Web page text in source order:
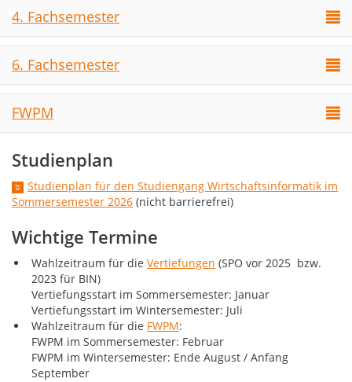
4. Fachsemester
6. Fachsemester
FWPM
Studienplan
Studienplan für den Studiengang Wirtschaftsinformatik im
Sommersemester 2026 (nicht barrierefrei)
Wichtige Termine
Wahlzeitraum für die Vertiefungen (SPO vor 2025 bzw.
2023 für BIN)
Vertiefungsstart im Sommersemester: Januar
Vertiefungsstart im Wintersemester: Juli
Wahlzeitraum für die FWPM:
FWPM im Sommersemester: Februar
FWPM im Wintersemester: Ende August / Anfang
September